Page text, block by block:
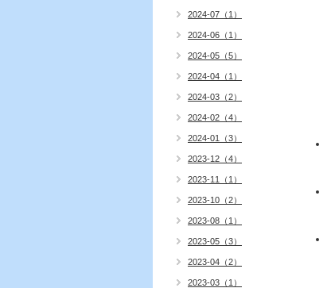
2024-07（1）
2024-06（1）
2024-05（5）
2024-04（1）
2024-03（2）
2024-02（4）
2024-01（3）
2023-12（4）
2023-11（1）
2023-10（2）
2023-08（1）
2023-05（3）
2023-04（2）
2023-03（1）